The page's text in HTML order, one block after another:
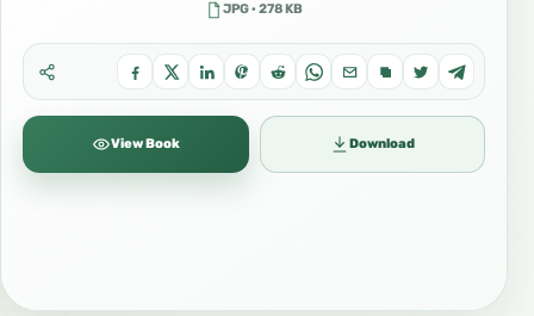
JPG · 278 KB
View Book Download